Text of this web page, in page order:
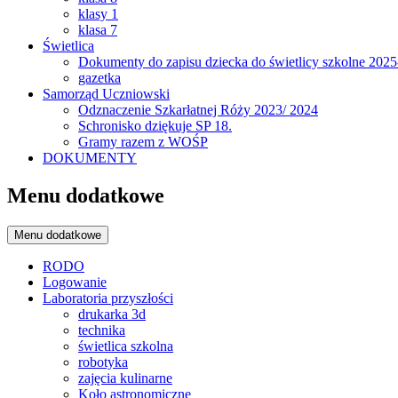
klasy 1
klasa 7
Świetlica
Dokumenty do zapisu dziecka do świetlicy szkolne
gazetka
Samorząd Uczniowski
Odznaczenie Szkarłatnej Róży 2023/ 2024
Schronisko dziękuje SP 18.
Gramy razem z WOŚP
DOKUMENTY
Menu dodatkowe
Menu dodatkowe
RODO
Logowanie
Laboratoria przyszłości
drukarka 3d
technika
świetlica szkolna
robotyka
zajęcia kulinarne
Koło astronomiczne